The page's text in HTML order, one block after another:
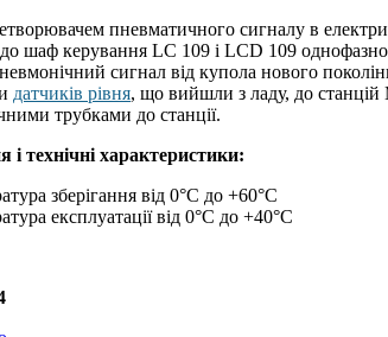
пневматичного сигналу в
до шаф керування LC 109 і LCD 109
сигнал від купола нового
датчиків рівня, що вийшли з ладу, до станцій
трубками до станції.
технічні характеристики:
зберігання від 0°С до +60°С
експлуатації від 0°С до +40°С